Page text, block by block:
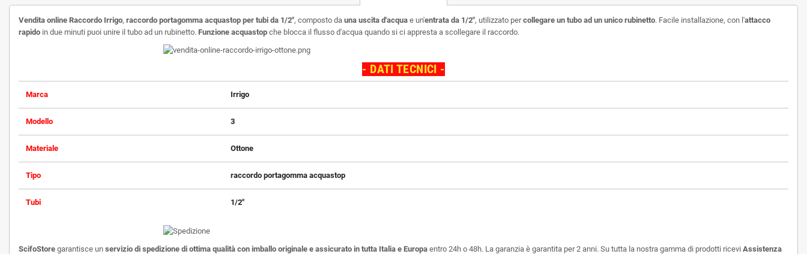
Vendita online Raccordo Irrigo, raccordo portagomma acquastop per tubi da 1/2", composto da una uscita d'acqua e un'entrata da 1/2", utilizzato percollegare un tubo ad un unico rubinetto. Facile installazione, con l'attacco
rapido in due minuti puoi unire il tubo ad un rubinetto. Funzione acquastop che blocca il flusso d'acqua quando si ci appresta a scollegare il raccordo.
- DATI TECNICI -
Marca Irrigo
Modello 3
Materiale Ottone
Tipo raccordo portagomma acquastop
Tubi 1/2"
ScifoStore garantisce un servizio di spedizione di ottima qualità con imballo originale e assicurato in tutta Italia e Europa entro 24h o 48h. La garanzia è garantita per 2 anni. Su tutta la nostra gamma di prodotti ricevi Assistenza